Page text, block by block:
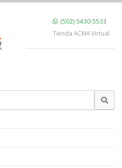
(502) 5430-5533
Tienda ACMA Virtual